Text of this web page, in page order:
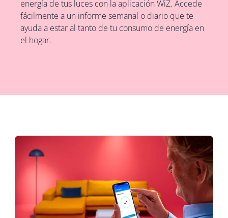
energía de tus luces con la aplicación WiZ. Accede
fácilmente a un informe semanal o diario que te
ayuda a estar al tanto de tu consumo de energía en
el hogar.